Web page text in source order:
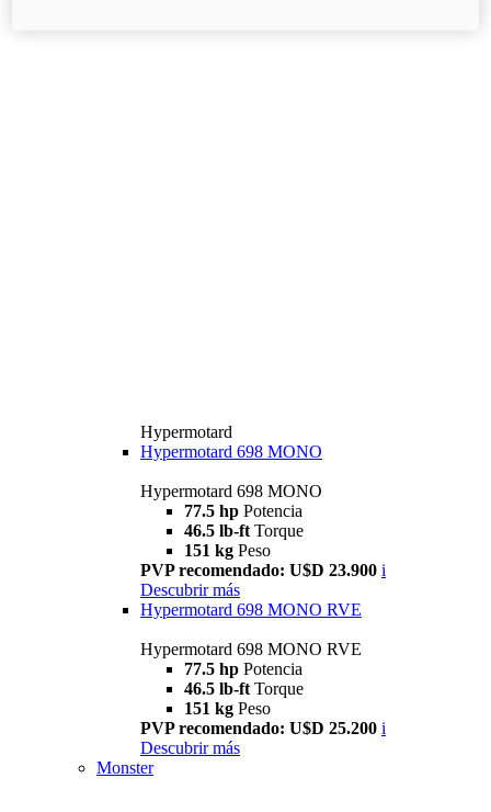
Hypermotard
Hypermotard 698 MONO
Hypermotard 698 MONO
77.5 hp Potencia
46.5 lb-ft Torque
151 kg Peso
PVP recomendado: U$D 23.900 i
Descubrir más
Hypermotard 698 MONO RVE
Hypermotard 698 MONO RVE
77.5 hp Potencia
46.5 lb-ft Torque
151 kg Peso
PVP recomendado: U$D 25.200 i
Descubrir más
Monster